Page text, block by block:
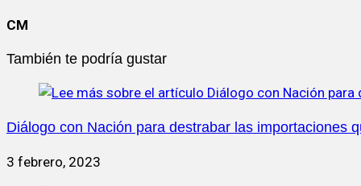
CM
También te podría gustar
Diálogo con Nación para destrabar las importaciones
3 febrero, 2023